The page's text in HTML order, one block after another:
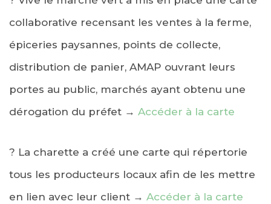
collaborative recensant les ventes à la ferme,
épiceries paysannes, points de collecte,
distribution de panier, AMAP ouvrant leurs
portes au public, marchés ayant obtenu une
dérogation du préfet → Accéder à la carte
? La charette a créé une carte qui répertorie
tous les producteurs locaux afin de les mettre
en lien avec leur client → Accéder à la carte